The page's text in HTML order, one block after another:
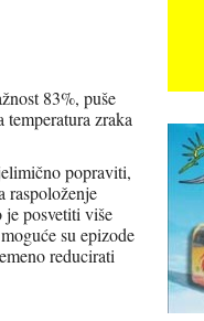
83%, puše
zraka
popraviti,
raspoloženje
je posvetiti više
su epizode
reducirati